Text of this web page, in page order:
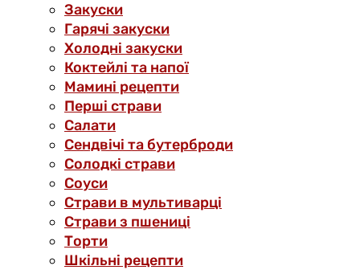
Закуски
Гарячі закуски
Холодні закуски
Коктейлі та напої
Мамині рецепти
Перші страви
Салати
Сендвічі та бутерброди
Солодкі страви
Соуси
Страви в мультиварці
Страви з пшениці
Торти
Шкільні рецепти